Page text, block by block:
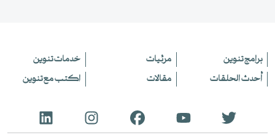
برامج تنوين مرئيات
خدمات تنوين
أحدث الحلقات
مقالات اكتب مع تنوين